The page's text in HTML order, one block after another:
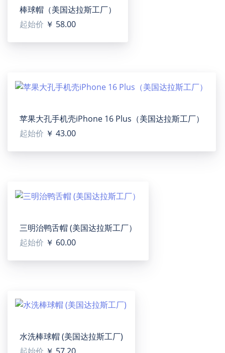
设计提示：
印刷区域图片大小：425 x 879 px /150dpi
温馨提示：
在微小色差、位置及大小等误差，如遇以上问题均属于
正常现象，将不予纳入售后处理范畴。
Phone Case for iPhone 16(75006)
【Type】TPU soft shell + PC, Designed for iPhone 16.
& Lightweight.Durable plastic hard back and soft
rubber, preventing damages from falling off.Best Laser
details.Full access to all ports, controls, sensors and
camera.Back case only, without front cover.
【Applicable scenarios】Personalized mobile phone
a variety of patterns, to increase the role of fashion!
Protect the function of the mobile phone to prevent
【Designer Tip】To ensure the highest quality print,
棒球帽（美国达拉斯工厂）
起始价 ￥ 58.00
苹果大孔手机壳iPhone 16 Plus（美国达拉斯工厂）
起始价 ￥ 43.00
三明治鸭舌帽 (美国达拉斯工厂）
起始价 ￥ 60.00
水洗棒球帽 (美国达拉斯工厂)